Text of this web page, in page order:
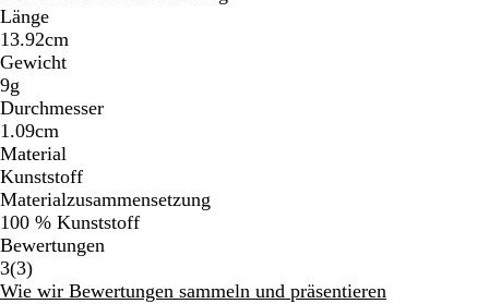
Länge
13.92cm
Gewicht
9g
Durchmesser
1.09cm
Material
Kunststoff
Materialzusammensetzung
100 % Kunststoff
Bewertungen
3(33
Bewertungen
)
Wie wir Bewertungen sammeln und präsentieren